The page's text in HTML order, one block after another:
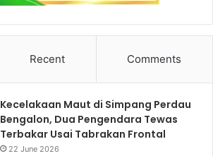
Recent Comments
Kecelakaan Maut di Simpang Perdau
Bengalon, Dua Pengendara Tewas
Terbakar Usai Tabrakan Frontal
22 June 2026